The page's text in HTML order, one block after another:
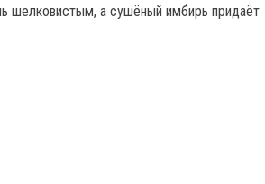
шелковистым, а сушёный имбирь придаёт